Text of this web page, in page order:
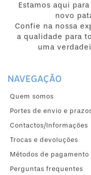
Estamos aqui
novo
Confie na nossa
a qualidade para
uma
NAVEGAÇÃO
Quem somos
Portes de envio e
Contactos/Informações
Trocas e devoluções
Métodos de pagamento
Perguntas frequentes